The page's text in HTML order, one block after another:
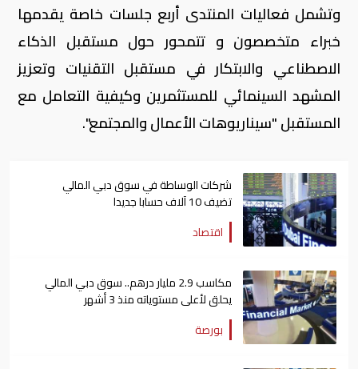
وتشمل فعاليات المنتدى أربع جلسات خاصة يقدمها
خبراء متخصصون و تتمحور حول مستقبل الذكاء
الاصطناعي والابتكار في مستقبل التقنيات وتعزيز
المشهد السينمائي للمستثمرين وكيفية التعامل مع
المستقبل "سيناريوهات الأعمال والمجتمع".
شركات الوساطة في سوق دبي المالي
تضيف 10 آلاف حسابا جديدا
اقتصاد
مكاسب 2.9 مليار درهم.. سوق دبي المالي
يحلق لأعلى مستوياته منذ 3 أشهر
بورصة